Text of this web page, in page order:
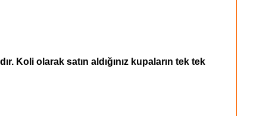
Koli olarak satın aldığınız kupaların tek tek